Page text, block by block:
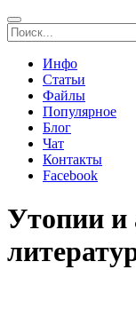
Инфо
Статьи
Файлы
Популярное
Блог
Чат
Контакты
Facebook
Утопии и